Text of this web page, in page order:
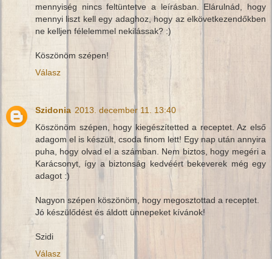
mennyiség nincs feltüntetve a leírásban. Elárulnád, hogy
mennyi liszt kell egy adaghoz, hogy az elkövetkezendőkben
ne kelljen félelemmel nekilássak? :)
Köszönöm szépen!
Válasz
Szidonia 2013. december 11. 13:40
Köszönöm szépen, hogy kiegészítetted a receptet. Az első
adagom el is készült, csoda finom lett! Egy nap után annyira
puha, hogy olvad el a számban. Nem biztos, hogy megéri a
Karácsonyt, így a biztonság kedvéért bekeverek még egy
adagot :)
Nagyon szépen köszönöm, hogy megosztottad a receptet.
Jó készülődést és áldott ünnepeket kívánok!
Szidi
Válasz